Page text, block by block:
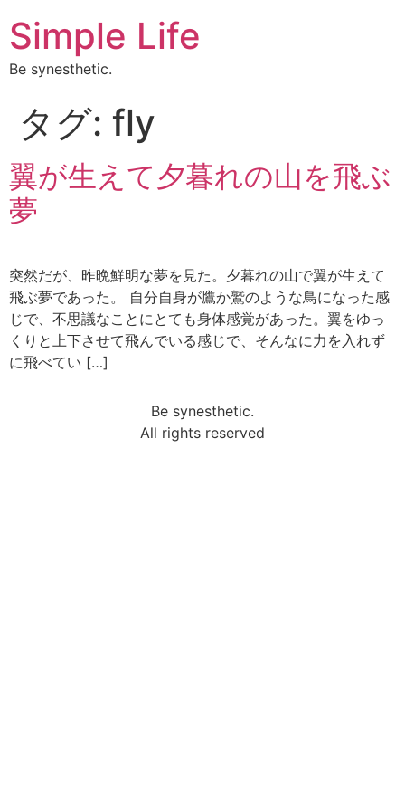
Simple Life
Be synesthetic.
タグ: fly
翼が生えて夕暮れの山を飛ぶ
夢
突然だが、昨晩鮮明な夢を見た。夕暮れの山で翼が生えて
飛ぶ夢であった。 自分自身が鷹か鷲のような鳥になった感
じで、不思議なことにとても身体感覚があった。翼をゆっ
くりと上下させて飛んでいる感じで、そんなに力を入れず
に飛べてい […]
Be synesthetic.
All rights reserved